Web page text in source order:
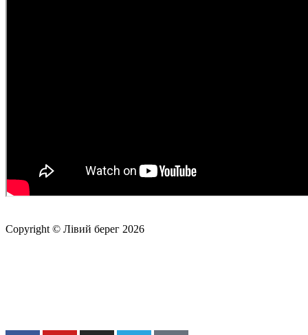
Copyright © Лівий берег 2026